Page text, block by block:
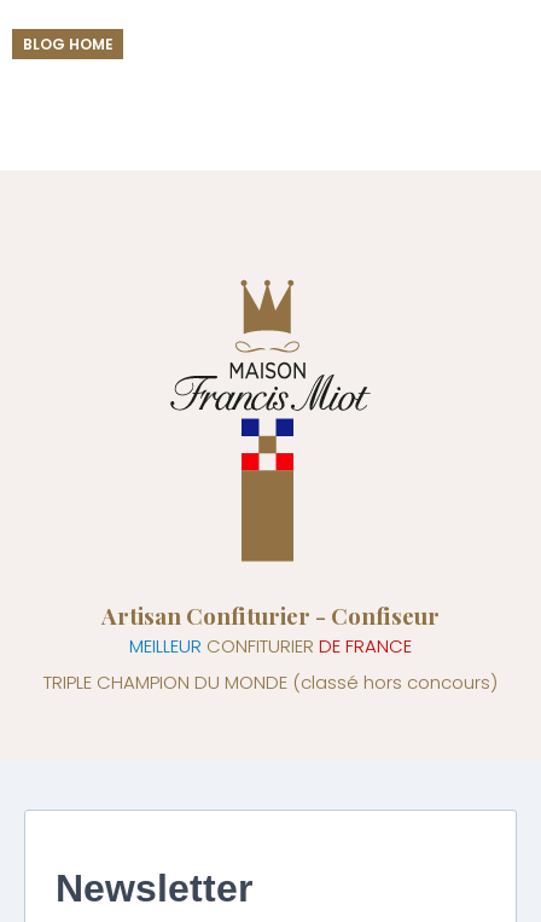
BLOG HOME
Artisan Confiturier - Confiseur
MEILLEUR CONFITURIER DE FRANCE
TRIPLE CHAMPION DU MONDE (classé hors concours)